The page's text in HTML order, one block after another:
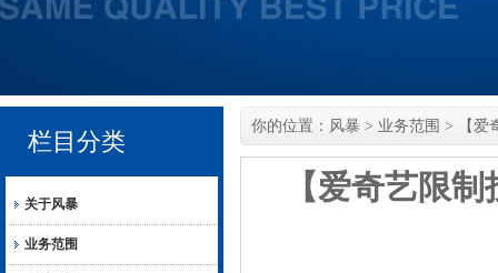
栏目分类
关于风暴
业务范围
你的位置： 风暴 > 业务范围 > 【爱
【爱奇艺限